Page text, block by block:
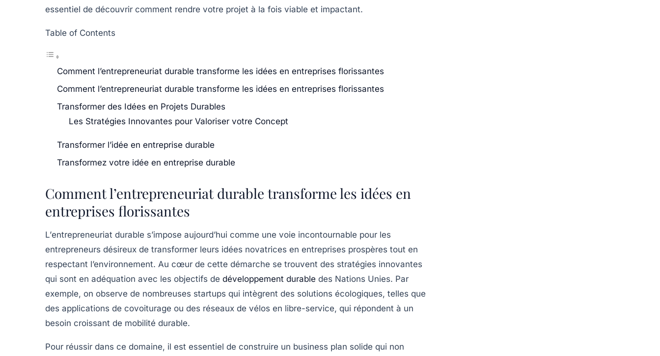
essentiel de découvrir comment rendre votre projet à la fois viable et impactant.
Table of Contents
Comment l’entrepreneuriat durable transforme les idées en entreprises florissantes
Comment l’entrepreneuriat durable transforme les idées en entreprises florissantes
Transformer des Idées en Projets Durables
Les Stratégies Innovantes pour Valoriser votre Concept
Transformer l’idée en entreprise durable
Transformez votre idée en entreprise durable
Comment l’entrepreneuriat durable transforme les idées en
entreprises florissantes
L’entrepreneuriat durable s’impose aujourd’hui comme une voie incontournable pour les
entrepreneurs désireux de transformer leurs idées novatrices en entreprises prospères tout en
respectant l’environnement. Au cœur de cette démarche se trouvent des stratégies innovantes
qui sont en adéquation avec les objectifs de développement durable des Nations Unies. Par
exemple, on observe de nombreuses startups qui intègrent des solutions écologiques, telles que
des applications de covoiturage ou des réseaux de vélos en libre-service, qui répondent à un
besoin croissant de mobilité durable.
Pour réussir dans ce domaine, il est essentiel de construire un business plan solide qui non